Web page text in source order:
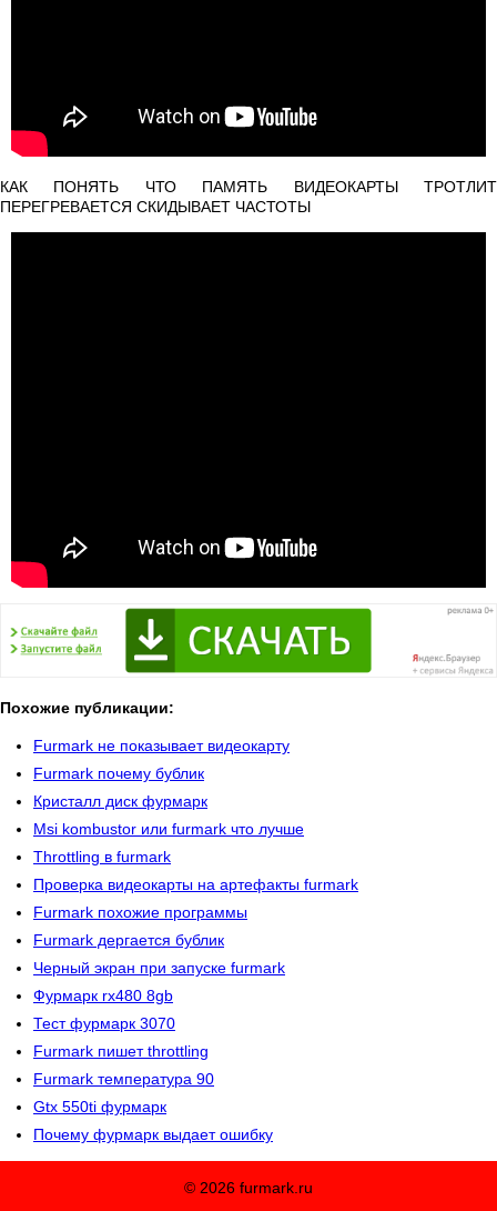
КАК ПОНЯТЬ ЧТО ПАМЯТЬ ВИДЕОКАРТЫ ТРОТЛИТ
ПЕРЕГРЕВАЕТСЯ СКИДЫВАЕТ ЧАСТОТЫ
Похожие публикации:
Furmark не показывает видеокарту
Furmark почему бублик
Кристалл диск фурмарк
Msi kombustor или furmark что лучше
Throttling в furmark
Проверка видеокарты на артефакты furmark
Furmark похожие программы
Furmark дергается бублик
Черный экран при запуске furmark
Фурмарк rx480 8gb
Тест фурмарк 3070
Furmark пишет throttling
Furmark температура 90
Gtx 550ti фурмарк
Почему фурмарк выдает ошибку
© 2026 furmark.ru